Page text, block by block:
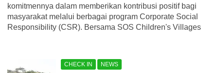
komitmennya dalam memberikan kontribusi positif bagi
masyarakat melalui berbagai program Corporate Social
Responsibility (CSR). Bersama SOS Children's Villages
CHECK IN NEWS